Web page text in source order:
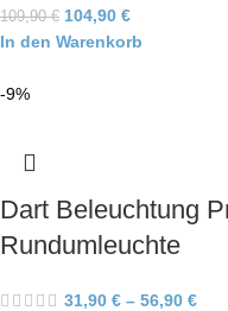
109,90€ 104,90 €
In den Warenkorb
-9%
Dart Beleuchtung
Rundumleuchte
31,90 € – 56,90 €